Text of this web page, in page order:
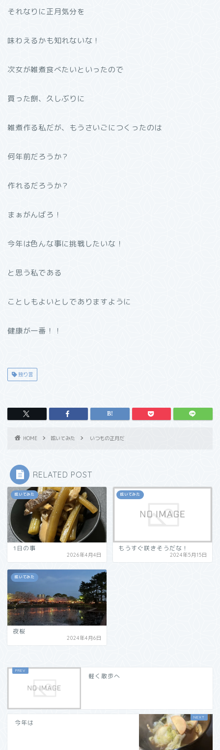
それなりに正月気分を
味わえるかも知れないな！
次女が雑煮食べたいといったので
買った餅、久しぶりに
雑煮作る私だが、もうさいごにつくったのは
何年前だろうか？
作れるだろうか？
まぁがんばろ！
今年は色んな事に挑戦したいな！
と思う私である
ことしもよいとしでありますように
健康が一番！！
独り言
HOME 呟いてみた いつもの正月だ
RELATED POST
呟いてみた
1日の事
2026年4月4日
呟いてみた
もうすぐ咲きそうだな！
2024年5月15日
呟いてみた
夜桜
2024年4月6日
軽く散歩へ
今年は